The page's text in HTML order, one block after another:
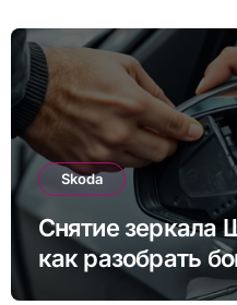
Skoda
Снятие зеркала
как разобрать
снять